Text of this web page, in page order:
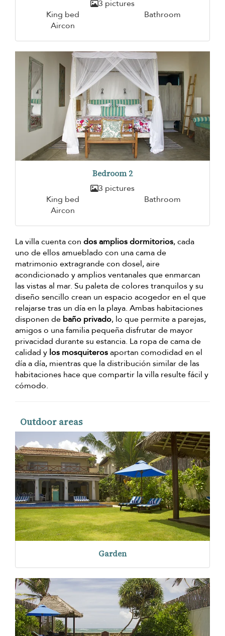
3 pictures
King bed
Bathroom
Aircon
Bedroom 2
3 pictures
King bed
Bathroom
Aircon
La villa cuenta con dos amplios dormitorios, cada
uno de ellos amueblado con una cama de
matrimonio extragrande con dosel, aire
acondicionado y amplios ventanales que enmarcan
las vistas al mar. Su paleta de colores tranquilos y su
diseño sencillo crean un espacio acogedor en el que
relajarse tras un día en la playa. Ambas habitaciones
disponen de baño privado, lo que permite a parejas,
amigos o una familia pequeña disfrutar de mayor
privacidad durante su estancia. La ropa de cama de
calidad y los mosquiterosaportan comodidad en el
día a día, mientras que la distribución similar de las
habitaciones hace que compartir la villa resulte fácil y
cómodo.
Outdoor areas
Garden